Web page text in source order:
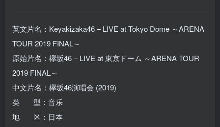
英文片名：Keyakizaka46 – LIVE at Tokyo Dome ～ARENA
TOUR 2019 FINAL～
原始片名：欅坂46 – LIVE at 東京ドーム ～ARENA TOUR
2019 FINAL～
中文片名：欅坂46演唱会 (2019)
类 型：音乐
地 区：日本